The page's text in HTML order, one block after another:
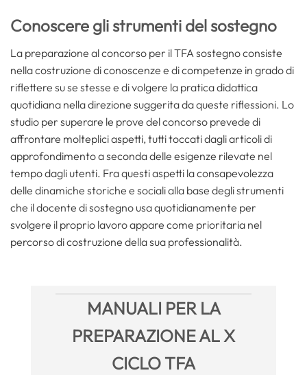
Conoscere gli strumenti del sostegno
La preparazione al concorso per il TFA sostegno consiste
nella costruzione di conoscenze e di competenze in grado di
riflettere su se stesse e di volgere la pratica didattica
quotidiana nella direzione suggerita da queste riflessioni. Lo
studio per superare le prove del concorso prevede di
affrontare molteplici aspetti, tutti toccati dagli articoli di
approfondimento a seconda delle esigenze rilevate nel
tempo dagli utenti. Fra questi aspetti la consapevolezza
delle dinamiche storiche e sociali alla base degli strumenti
che il docente di sostegno usa quotidianamente per
svolgere il proprio lavoro appare come prioritaria nel
percorso di costruzione della sua professionalità.
MANUALI PER LA
PREPARAZIONE AL X
CICLO TFA